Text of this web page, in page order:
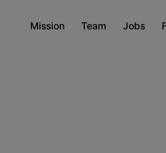
Mission Team Jobs